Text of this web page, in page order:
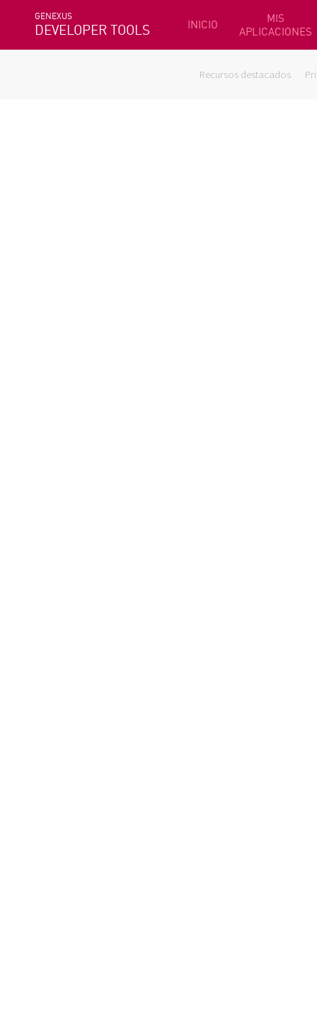
GENEXUS
DEVELOPER TOOLS INICIO
MIS
APLICACIONES
Recursos destacados